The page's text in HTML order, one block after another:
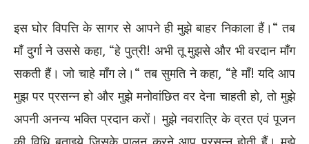
इस घोर विपत्ति के सागर से आपने ही मुझे बाहर निकाला हैं।“ तब
माँ दुर्गा ने उससे कहा, “हे पुत्री! अभी तू मुझसे और भी वरदान माँग
सकती हैं। जो चाहे माँग ले।“ तब सुमति ने कहा, “हे माँ! यदि आप
मुझ पर प्रसन्न हो और मुझे मनोवांछित वर देना चाहती हो, तो मुझे
अपनी अनन्य भक्ति प्रदान करों। मुझे नवरात्रि के व्रत एवं पूजन